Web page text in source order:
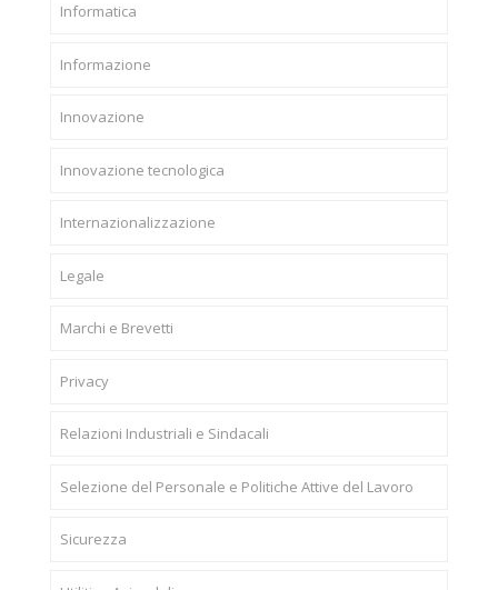
Informatica
Informazione
Innovazione
Innovazione tecnologica
Internazionalizzazione
Legale
Marchi e Brevetti
Privacy
Relazioni Industriali e Sindacali
Selezione del Personale e Politiche Attive del Lavoro
Sicurezza